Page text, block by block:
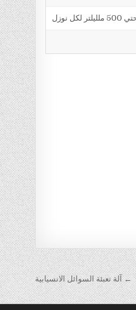
← آلة تعبئة السوائل الانسيابية